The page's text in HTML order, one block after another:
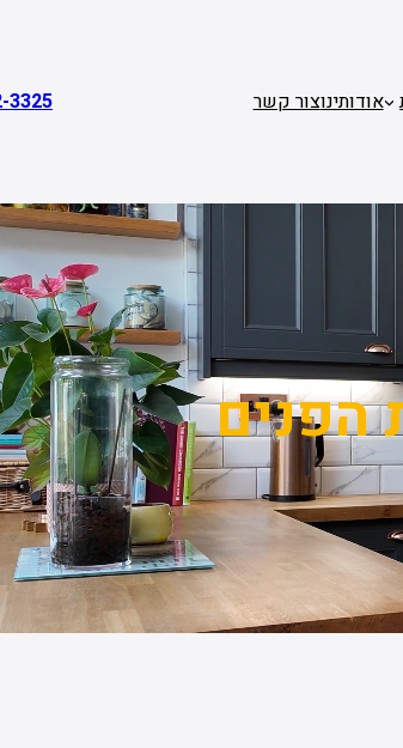
אודותינוצור קשר 3325
הפנים